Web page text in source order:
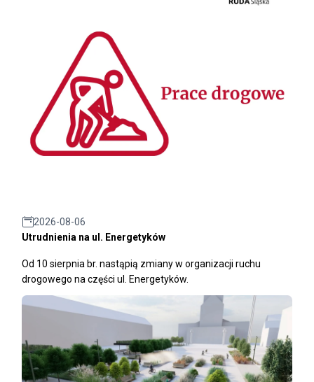
2026-08-06
Utrudnienia na ul. Energetyków
Od 10 sierpnia br. nastąpią zmiany w organizacji ruchu
drogowego na części ul. Energetyków.